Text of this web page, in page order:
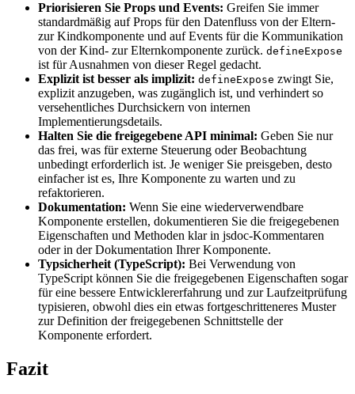
Priorisieren Sie Props und Events: Greifen Sie immer
standardmäßig auf Props für den Datenfluss von der Eltern-
zur Kindkomponente und auf Events für die Kommunikation
von der Kind- zur Elternkomponente zurück. defineExpose
ist für Ausnahmen von dieser Regel gedacht.
Explizit ist besser als implizit: defineExpose zwingt Sie,
explizit anzugeben, was zugänglich ist, und verhindert so
versehentliches Durchsickern von internen
Implementierungsdetails.
Halten Sie die freigegebene API minimal: Geben Sie nur
das frei, was für externe Steuerung oder Beobachtung
unbedingt erforderlich ist. Je weniger Sie preisgeben, desto
einfacher ist es, Ihre Komponente zu warten und zu
refaktorieren.
Dokumentation: Wenn Sie eine wiederverwendbare
Komponente erstellen, dokumentieren Sie die freigegebenen
Eigenschaften und Methoden klar in jsdoc-Kommentaren
oder in der Dokumentation Ihrer Komponente.
Typsicherheit (TypeScript): Bei Verwendung von
TypeScript können Sie die freigegebenen Eigenschaften sogar
für eine bessere Entwicklererfahrung und zur Laufzeitprüfung
typisieren, obwohl dies ein etwas fortgeschritteneres Muster
zur Definition der freigegebenen Schnittstelle der
Komponente erfordert.
Fazit